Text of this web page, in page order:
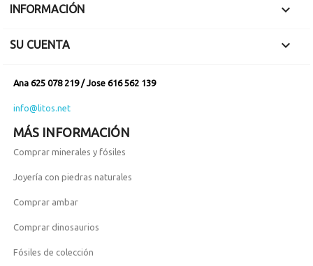
INFORMACIÓN 
SU CUENTA 
Ana 625 078 219 / Jose 616 562 139
info@litos.net
MÁS INFORMACIÓN
Comprar minerales y fósiles
Joyería con piedras naturales
Comprar ambar
Comprar dinosaurios
Fósiles de colección